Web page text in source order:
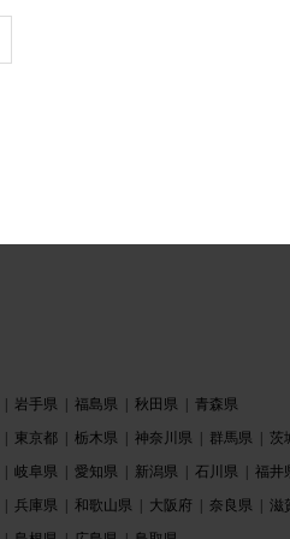
岩手県 福島県 秋田県
青森県
東京都 栃木県 神奈川県 群馬県
茨
岐阜県 愛知県 新潟県 石川県 福井
兵庫県 和歌山県 大阪府 奈良県
滋